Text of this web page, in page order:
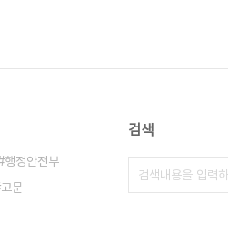
행정안전부
고문
검색